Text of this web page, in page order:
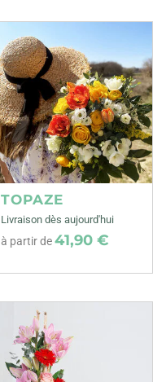
TOPAZE
Livraison dès aujourd'hui
à partir de41,90 €